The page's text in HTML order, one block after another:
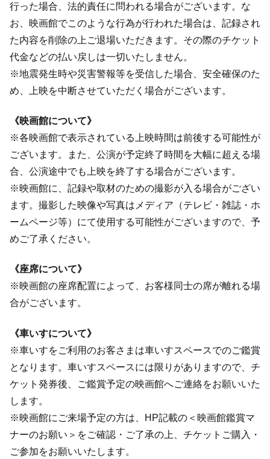
行った場合、法的責任に問われる場合がございます。な
お、映画館でこのような行為が行われた場合は、記録され
た内容を削除の上ご退場いただきます。その際のチケット
代金などの払い戻しは一切いたしません。
※地震発生時や災害警報等を受信した場合、安全確保のた
め、上映を中断させていただく場合がございます。
《映画館について》
※各映画館で表示されている上映時間は前後する可能性が
ございます。また、公演が予定終了時間を大幅に超える場
合、公演途中でも上映を終了する場合がございます。
※映画館に、記録や取材のための撮影が入る場合がござい
ます。撮影した映像や写真はメディア（テレビ・雑誌・ホ
ームページ等）にて使用する可能性がございますので、予
めご了承ください。
《座席について》
※映画館の座席配置によって、お客様同士の席が離れる場
合がございます。
《車いすについて》
※車いすをご利用のお客さまは車いすスペースでのご鑑賞
となります。車いすスペースには限りがありますので、チ
ケット発券後、ご鑑賞予定の映画館へご連絡をお願いいた
します。
※映画館にご来場予定の方は、HP記載の＜映画館鑑賞マ
ナーのお願い＞をご確認・ご了承の上、チケットご購入・
ご参加をお願いいたします。